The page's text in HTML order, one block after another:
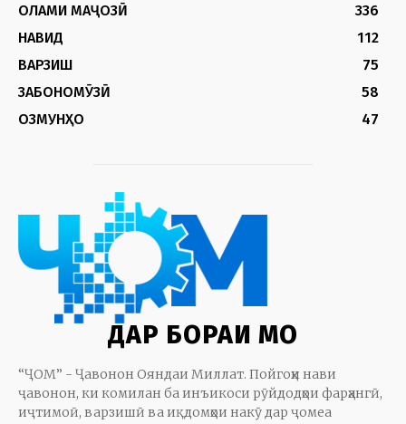
ОЛАМИ МАҶОЗӢ
336
НАВИД
112
ВАРЗИШ
75
ЗАБОНОМӮЗӢ
58
ОЗМУНҲО
47
ДАР БОРАИ МО
“ҶОМ” - Ҷавонон Ояндаи Миллат. Пойгоҳи нави
ҷавонон, ки комилан ба инъикоси рӯйдодҳои фарҳангӣ,
иҷтимоӣ, варзишӣ ва иқдомҳои накӯ дар ҷомеа